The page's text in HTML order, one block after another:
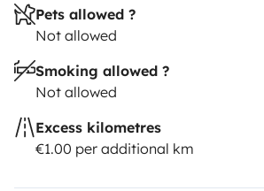
Pets allowed ?
Not allowed
Smoking allowed ?
Not allowed
Excess kilometres
€1.00 per additional km